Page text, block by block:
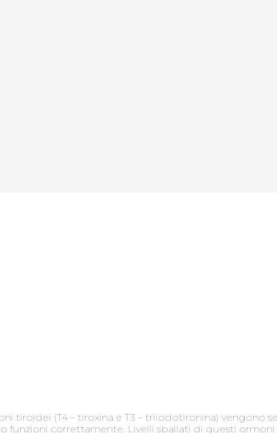
tiroidei (T4 – tiroxina e T3 – triiodotironina) vengono
funzioni correttamente. Livelli sballati di questi